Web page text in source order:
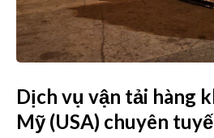
Dịch vụ vận tải hàng
Mỹ (USA) chuyên